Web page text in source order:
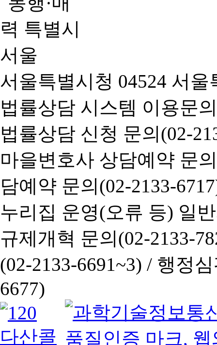
서울특별시청 04524 서
법률상담 시스템 이용문
법률상담 신청 문의(02-
마을변호사 상담예약 문
담예약 문의(02-2133-
누리집 운영(오류 등) 일
규제개혁 문의(02-2133-
(02-2133-6691~3) / 행정심
6677)